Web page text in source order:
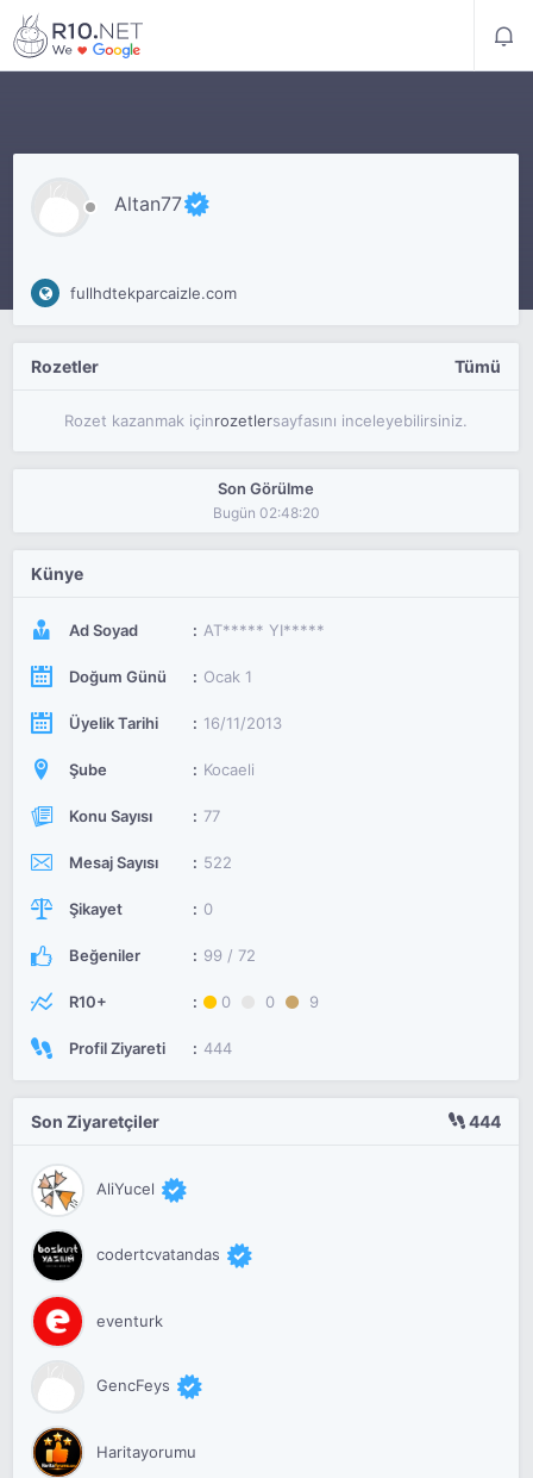
Altan77
fullhdtekparcaizle.com
Rozetler Tümü
Rozet kazanmak içinrozetlersayfasını inceleyebilirsiniz.
Son Görülme
Bugün 02:48:20
Künye
Ad Soyad AT***** YI*****
Doğum Günü Ocak 1
Üyelik Tarihi 16/11/2013
Şube Kocaeli
Konu Sayısı 77
Mesaj Sayısı 522
Şikayet 0
Beğeniler 99 / 72
R10+ 0 0 9
Profil Ziyareti 444
Son Ziyaretçiler 444
AliYucel
codertcvatandas
eventurk
GencFeys
Haritayorumu